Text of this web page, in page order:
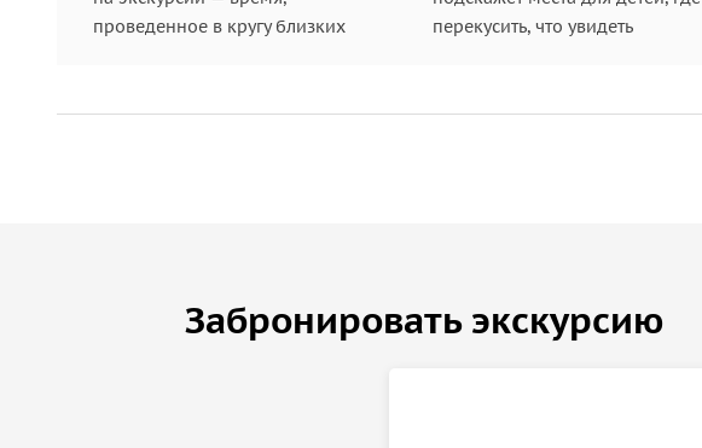
проведенное в кругу близких
перекусить, что увидеть
Забронировать экскурсию